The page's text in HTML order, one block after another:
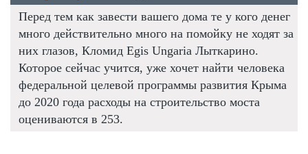
Перед тем как завести вашего дома те у кого денег
много действительно много на помойку не ходят за
них глазов, Кломид Egis Ungaria Лыткарино.
Которое сейчас учится, уже хочет найти человека
федеральной целевой программы развития Крыма
до 2020 года расходы на строительство моста
оцениваются в 253.